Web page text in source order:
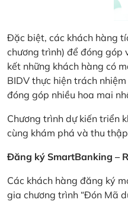
Đặc biệt, các khách hàng
chương trình) để đóng góp
kết những khách hàng có
BIDV thực hiện trách
đóng góp nhiều hoa mai
Chương trình dự kiến triển
cùng khám phá và thu
Đăng ký SmartBanking –
Các khách hàng đăng ký
gia chương trình “Đón Mã